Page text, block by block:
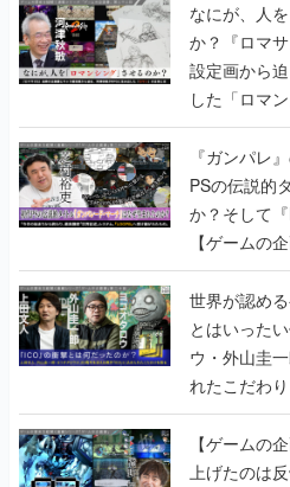
なにが、人
か？『ロマ
設定画から
した「ロマ
書】
『ガンパレ
PSの伝説的
か？そして
【ゲームの
世界が認め
とはいった
ウ・外山圭
れたこだわ
画書】
【ゲームの
上げたのは